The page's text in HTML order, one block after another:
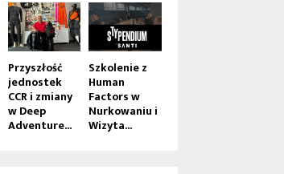
Przyszłość
jednostek
CCR i zmiany
w Deep
Adventure...
Szkolenie z
Human
Factors w
Nurkowaniu i
Wizyta...